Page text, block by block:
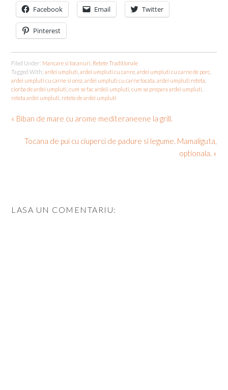
Facebook Email Twitter
Pinterest
Filed Under: Mancare si tocanuri Retete Traditionale
Tagged With:ardei umpluti ,ardei umpluti cu canre ,ardei umpluti cu carne de porc
ardei umpluti cu carne si orez ,ardei umpluti cu carne tocata ,ardei umpluti reteta
ciorba de ardei umpluti ,cum se fac ardeii umpluti ,cum se prepara ardei umpluti
reteta ardei umpluti retete de ardei umpluti
« Biban de mare cu arome mediteraneene la grill.
Tocana de pui cu ciuperci de padure si legume. Mamaliguta,
optionala. »
LASA UN COMENTARIU: